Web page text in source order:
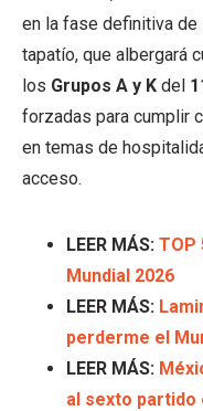
en la fase definitiva de
tapatío, que albergará
los Grupos A y K del
forzadas para cumplir
en temas de
acceso.
LEER MÁS: TOP
Mundial 2026
LEER MÁS:
perderme el
LEER MÁS:
al sexto partido